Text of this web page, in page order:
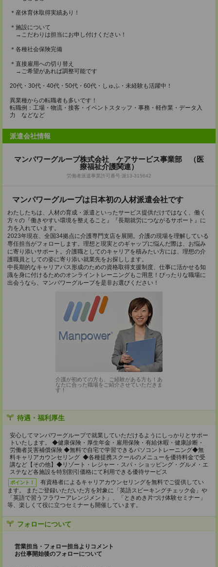
＊産休育休取得実績あり！
＊施設について
→こだわりは担当にお申し付けください！
＊各種社会保険完備
＊直接雇用への切り替え
→ご希望があれば調整可能です
20代・30代・40代・50代・60代・しゅふ・未経験も活躍中！
異業種からの転職者も多いです！
転職例：工場・物流・接客・イベントスタッフ・事務・軽作業・データ入
力 などなど
派遣会社情報
マンパワーグループ株式会社 ケアサービス事業部 （医
療福祉介護関連）
労働者派遣事業許可番号:派13-315642
マンパワーグループは日本初の人材派遣会社です
わたしたちは、人材の育成・派遣といったサービス提供だけではなく、働く
方々の『働きやすい環境を整えること』『長期就労につながるサポート』に
力を入れています。
2023年現在、全国34拠点に介護専門支店を展開。介護の現場を理解している
専任担当がフォローします。理想と現実とのギャップに悩んだ際は、お悩み
に寄り添いサポート。介護職としてのキャリアを積みたい方には、理想の介
護職員としての姿に寄り添い就業先をお探しします。
中長期的なキャリアパス形成のための資格取得支援制度、仕事に活かせる知
識を身に付けるためのオンライントレーニングもご用意！ぴったりな職場に
出会うなら、マンパワーグループを是非お選びください！
介護が初めての方も、ご経験がある方も！あ
なたに合った職場をご紹介させていただきま
す！
待遇・福利厚生
安心してマンパワーグループで就業していただけるようにしっかりとサポー
トいたします。 ◆健康保険・厚生年金・雇用保険・有給休暇・健康診断・
労働者災害補償保険 ◆無料で自宅で学習できるパソコントレーニング◆無
料キャリアカウンセリング ◆各種提携スクールのメニューを優待料金で受
講など【その他】◆リゾート・レジャー・スパ・ショッピング・グルメ・エ
ステなど各施設を特別割引価格にて利用できる優待サービス
ポイント！
有資格者によるキャリアカウンセリングを無料でご提供してい
ます。 またご登録いただいた方を対象に「英語スピーキングチェック会」や
「英語で習うフラワーアレンジメント」、「ときめき片づけ体験セミナー」
等、楽しくて役に立つセミナーも開催しています。
フォローについて
営業担当・フォロー担当よりコメント
お仕事開始後のフォローについて